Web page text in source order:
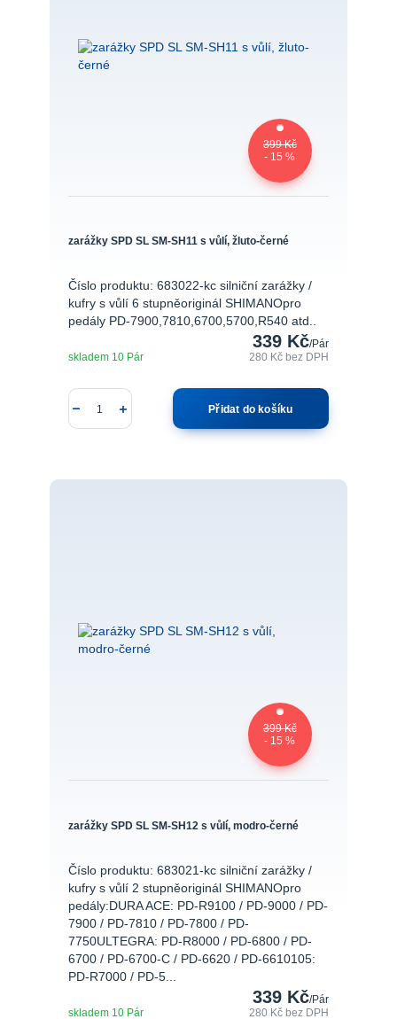
399 Kč
- 15 %
zarážky SPD SL SM-SH11 s vůlí, žluto-černé
Číslo produktu: 683022-kc silniční zarážky /
kufry s vůlí 6 stupněoriginál SHIMANOpro
pedály PD-7900,7810,6700,5700,R540 atd..
339 Kč/Pár
280 Kč bez DPH
skladem 10 Pár
Přidat do košíku
399 Kč
- 15 %
zarážky SPD SL SM-SH12 s vůlí, modro-černé
Číslo produktu: 683021-kc silniční zarážky /
kufry s vůlí 2 stupněoriginál SHIMANOpro
pedály:DURA ACE: PD-R9100 / PD-9000 / PD-
7900 / PD-7810 / PD-7800 / PD-
7750ULTEGRA: PD-R8000 / PD-6800 / PD-
6700 / PD-6700-C / PD-6620 / PD-6610105:
PD-R7000 / PD-5...
339 Kč/Pár
280 Kčbez DPH
skladem 10 Pár